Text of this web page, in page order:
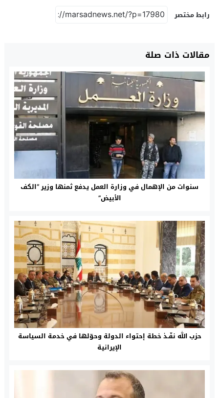
رابط مختصر
مقالات ذات صلة
سنوات من الإهمال في وزارة العمل يدفع ثمنها وزير “الكف
الأبيض”
حزب الله نفّـذ خطة إحتواء الدولة وحوّلها في خدمة السياسة
الإيرانية